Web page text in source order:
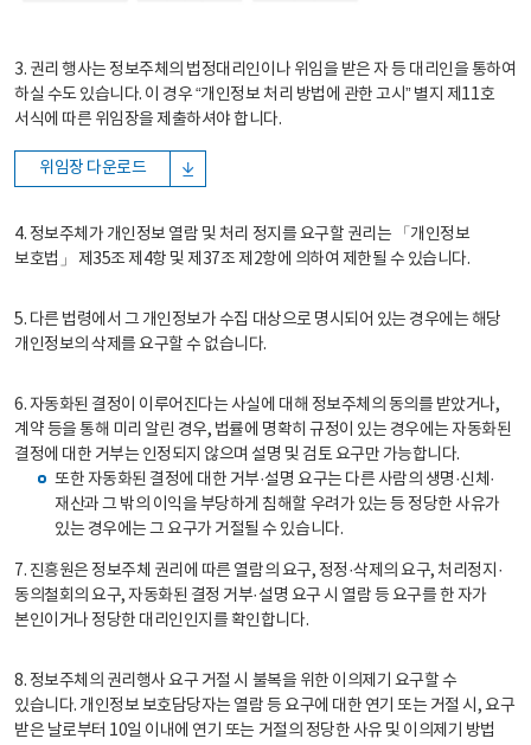
3. 권리 행사는 정보주체의 법정대리인이나 위임을 받은 자 등 대리인을 통하여
하실 수도 있습니다. 이 경우 “개인정보 처리 방법에 관한 고시” 별지 제11호
서식에 따른 위임장을 제출하셔야 합니다.
위임장 다운로드
4. 정보주체가 개인정보 열람 및 처리 정지를 요구할 권리는 「개인정보
보호법」 제35조 제4항 및 제37조 제2항에 의하여 제한될 수 있습니다.
5. 다른 법령에서 그 개인정보가 수집 대상으로 명시되어 있는 경우에는 해당
개인정보의 삭제를 요구할 수 없습니다.
6. 자동화된 결정이 이루어진다는 사실에 대해 정보주체의 동의를 받았거나,
계약 등을 통해 미리 알린 경우, 법률에 명확히 규정이 있는 경우에는 자동화된
결정에 대한 거부는 인정되지 않으며 설명 및 검토 요구만 가능합니다.
또한 자동화된 결정에 대한 거부·설명 요구는 다른 사람의 생명·신체·
재산과 그 밖의 이익을 부당하게 침해할 우려가 있는 등 정당한 사유가
있는 경우에는 그 요구가 거절될 수 있습니다.
7. 진흥원은 정보주체 권리에 따른 열람의 요구, 정정·삭제의 요구, 처리정지·
동의철회의 요구, 자동화된 결정 거부·설명 요구 시 열람 등 요구를 한 자가
본인이거나 정당한 대리인인지를 확인합니다.
8. 정보주체의 권리행사 요구 거절 시 불복을 위한 이의제기 요구할 수
있습니다. 개인정보 보호담당자는 열람 등 요구에 대한 연기 또는 거절 시, 요구
받은 날로부터 10일 이내에 연기 또는 거절의 정당한 사유 및 이의제기 방법